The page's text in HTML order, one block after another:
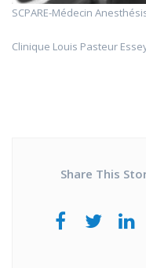
SCPARE-Médecin
Clinique Louis Pasteur
Share This